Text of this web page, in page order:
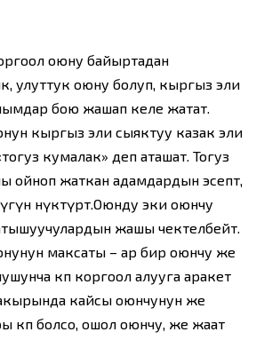
оюну байыртадан
улуттук оюну болуп, кыргыз эли
бою жашап келе жатат.
кыргыз эли сыяктуу казак эли
кумалак» деп аташат. Тогуз
ойноп жаткан адамдардын эсептөө,
өнүктүрөт.Оюнду эки оюнчу
жашы чектелбейт.
максаты – ар бир оюнчу же
көп коргоол алууга аракет
кайсы оюнчунун же
көп болсо, ошол оюнчу, же жаат